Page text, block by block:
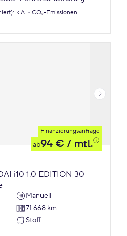
: k.A.
CO₂-Emissionen
Finanzierungsanfrage
ab94 € / mtl.
i10 1.0 EDITION 30
Manuell
71.668 km
Stoff